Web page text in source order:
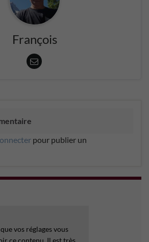
François
pour publier un
vos réglages vous